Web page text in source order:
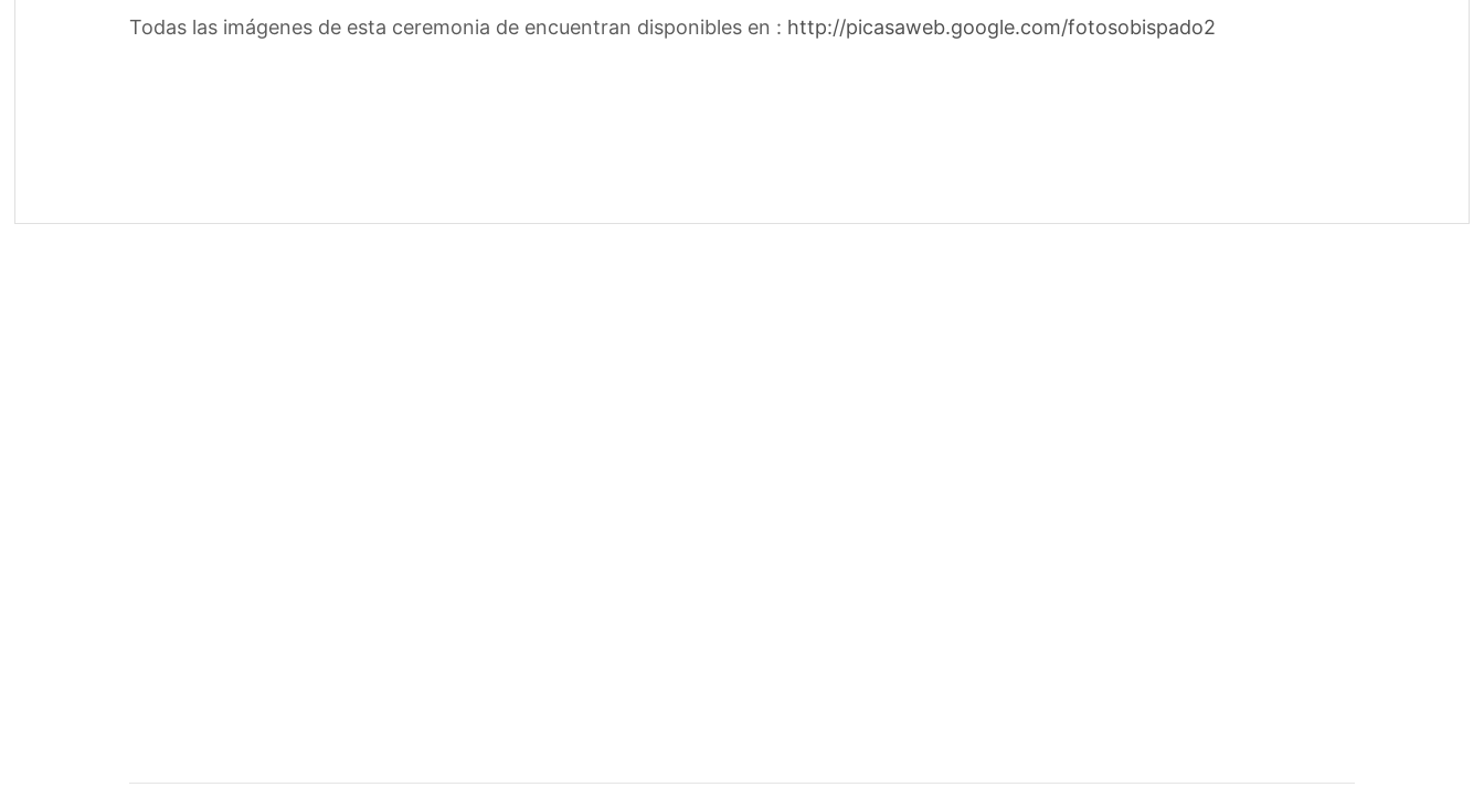
Todas las imágenes de esta ceremonia de encuentran disponibles en : http://picasaweb.google.com/fotosobispado2